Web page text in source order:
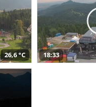
26,6 °C 18:33